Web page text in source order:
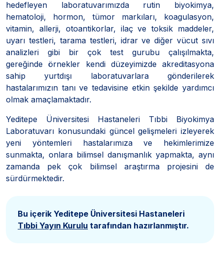
hedefleyen laboratuvarımızda rutin biyokimya,
hematoloji, hormon, tümor markıları, koagulasyon,
vitamin, allerji, otoantikorlar, ilaç ve toksik maddeler,
uyarı testleri, tarama testleri, idrar ve diğer vücut sıvı
analizleri gibi bir çok test gurubu çalışılmakta,
gereğinde örnekler kendi düzeyimizde akreditasyona
sahip yurtdışı laboratuvarlara gönderilerek
hastalarımızın tanı ve tedavisine etkin şekilde yardımcı
olmak amaçlamaktadır.
Yeditepe Üniversitesi Hastaneleri Tıbbi Biyokimya
Laboratuvarı konusundaki güncel gelişmeleri izleyerek
yeni yöntemleri hastalarımıza ve hekimlerimize
sunmakta, onlara bilimsel danışmanlık yapmakta, aynı
zamanda pek çok bilimsel araştırma projesini de
sürdürmektedir.
Bu içerik Yeditepe Üniversitesi Hastaneleri
Tıbbi Yayın Kurulu tarafından hazırlanmıştır.